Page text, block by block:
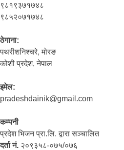
९८१९३७१७४८
९८५२०७१७४८
ठेगाना:
पथरीशनिश्‍चरे, मोरङ
कोशी प्रदेश, नेपाल
इमेल:
pradeshdainik@gmail.com
कम्पनी
प्रदेश भिजन प्रा.लि. द्वारा सञ्‍चालित
दर्ता नं. २०९३५८-०७५/०७६